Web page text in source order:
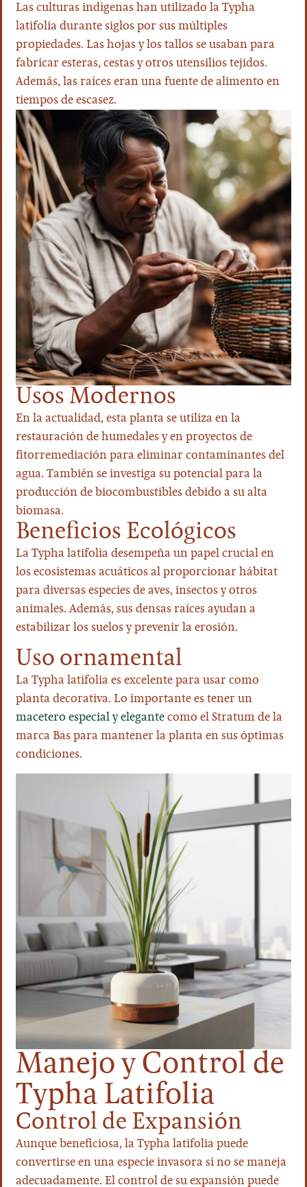
Las culturas indígenas han utilizado la Typha
latifolia durante siglos por sus múltiples
propiedades. Las hojas y los tallos se usaban para
fabricar esteras, cestas y otros utensilios tejidos.
Además, las raíces eran una fuente de alimento en
tiempos de escasez.
Usos Modernos
En la actualidad, esta planta se utiliza en la
restauración de humedales y en proyectos de
fitorremediación para eliminar contaminantes del
agua. También se investiga su potencial para la
producción de biocombustibles debido a su alta
biomasa.
Beneficios Ecológicos
La Typha latifolia desempeña un papel crucial en
los ecosistemas acuáticos al proporcionar hábitat
para diversas especies de aves, insectos y otros
animales. Además, sus densas raíces ayudan a
estabilizar los suelos y prevenir la erosión.
Uso ornamental
La Typha latifolia es excelente para usar como
planta decorativa. Lo importante es tener un
macetero especial y elegante como el Stratum de la
marca Bas para mantener la planta en sus óptimas
condiciones.
Manejo y Control de
Typha Latifolia
Control de Expansión
Aunque beneficiosa, la Typha latifolia puede
convertirse en una especie invasora si no se maneja
adecuadamente. El control de su expansión puede